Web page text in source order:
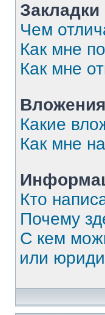
Чем
Как мне
Как мне
Вложения
Какие
Как мне
Кто
Почему
С кем
или